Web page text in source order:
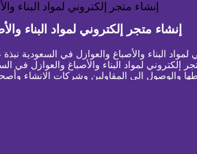
إنشاء متجر إلكتروني لمواد البناء
لمواد البناء والأصباغ والعوازل في السعودية
إلكتروني لمواد البناء والأصباغ والعوازل
والوصول إلى المقاولين وشركات الإنشاء